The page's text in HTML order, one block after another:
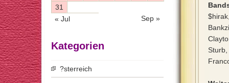
« Jul Sep »
31
Kategorien
?sterreich